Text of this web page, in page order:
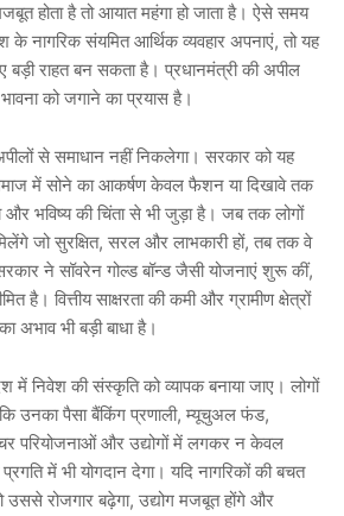
होता है तो आयात महंगा हो जाता है। ऐसे समय
के नागरिक संयमित आर्थिक व्यवहार अपनाएं, तो यह
बड़ी राहत बन सकता है। प्रधानमंत्री की अपील
को जगाने का प्रयास है।
से समाधान नहीं निकलेगा। सरकार को यह
में सोने का आकर्षण केवल फैशन या दिखावे तक
और भविष्य की चिंता से भी जुड़ा है। जब तक लोगों
जो सुरक्षित, सरल और लाभकारी हों, तब तक वे
ने सॉवरेन गोल्ड बॉन्ड जैसी योजनाएं शुरू कीं,
है। वित्तीय साक्षरता की कमी और ग्रामीण क्षेत्रों
अभाव भी बड़ी बाधा है।
निवेश की संस्कृति को व्यापक बनाया जाए। लोगों
कि उनका पैसा बैंकिंग प्रणाली, म्यूचुअल फंड,
परियोजनाओं और उद्योगों में लगकर न केवल
में भी योगदान देगा। यदि नागरिकों की बचत
उससे रोजगार बढ़ेगा, उद्योग मजबूत होंगे और